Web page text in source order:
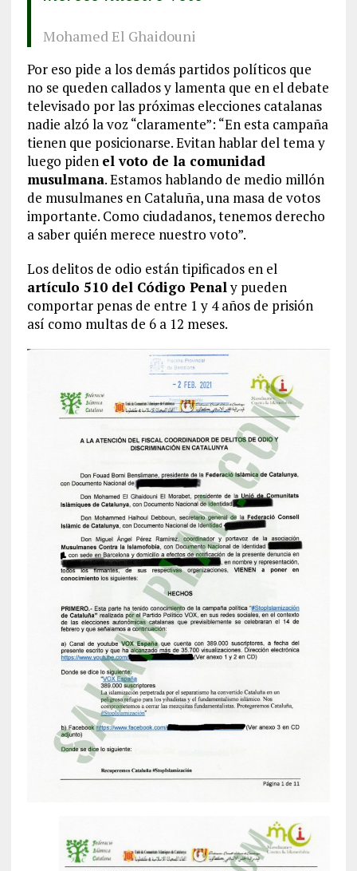
Mohamed El Ghaidouni
Por eso pide a los demás partidos políticos que
no se queden callados y lamenta que en el debate
televisado por las próximas elecciones catalanas
nadie alzó la voz “claramente”: “En esta campaña
tienen que posicionarse. Evitan hablar del tema y
luego piden el voto de la comunidad
musulmana. Estamos hablando de medio millón
de musulmanes en Cataluña, una masa de votos
importante. Como ciudadanos, tenemos derecho
a saber quién merece nuestro voto”.
Los delitos de odio están tipificados en el
artículo 510 del Código Penaly pueden
comportar penas de entre 1 y 4 años de prisión
así como multas de 6 a 12 meses.